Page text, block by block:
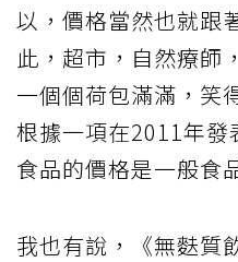
以，價格當然也就跟
此，超市，自然療師
一個個荷包滿滿，笑
根據一項在2011年發
食品的價格是一般食
我也有說，《無麩質